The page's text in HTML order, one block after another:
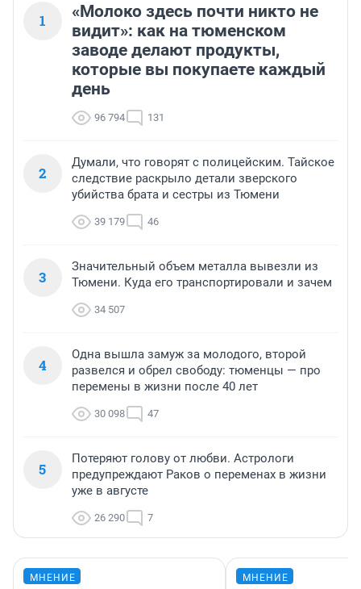
1
«Молоко здесь почти никто не
видит»: как на тюменском
заводе делают продукты,
которые вы покупаете каждый
день
96 794 131
2
Думали, что говорят с полицейским. Тайское
следствие раскрыло детали зверского
убийства брата и сестры из Тюмени
39 179 46
3
Значительный объем металла вывезли из
Тюмени. Куда его транспортировали и зачем
34 507
4
Одна вышла замуж за молодого, второй
развелся и обрел свободу: тюменцы — про
перемены в жизни после 40 лет
30 098 47
5
Потеряют голову от любви. Астрологи
предупреждают Раков о переменах в жизни
уже в августе
26 290 7
МНЕНИЕ МНЕНИЕ